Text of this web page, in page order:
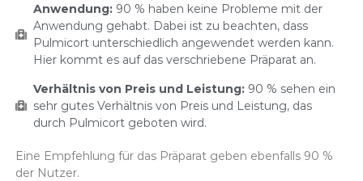
Anwendung: 90 % haben keine Probleme mit der
Anwendung gehabt. Dabei ist zu beachten, dass
Pulmicort unterschiedlich angewendet werden kann.
Hier kommt es auf das verschriebene Präparat an.
Verhältnis von Preis und Leistung: 90 % sehen ein
sehr gutes Verhältnis von Preis und Leistung, das
durch Pulmicort geboten wird.
Eine Empfehlung für das Präparat geben ebenfalls 90 %
der Nutzer.